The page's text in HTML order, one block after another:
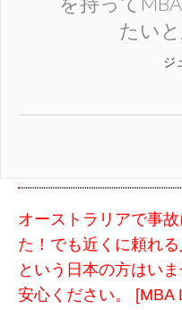
たいと
ジ
オーストラリアで事
た！でも近くに頼れ
という日本の方はい
安心ください。 [MBA